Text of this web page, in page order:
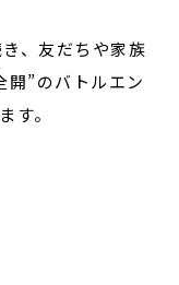
、友だちや家族
開”のバトルエン
す。